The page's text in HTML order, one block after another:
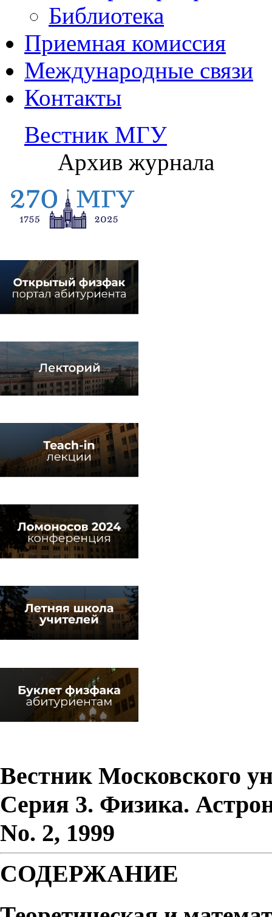
Библиотека
Приемная комиссия
Международные связи
Контакты
Вестник МГУ
Архив журнала
Вестник Московского
Серия 3. Физика.
No. 2, 1999
СОДЕРЖАНИЕ